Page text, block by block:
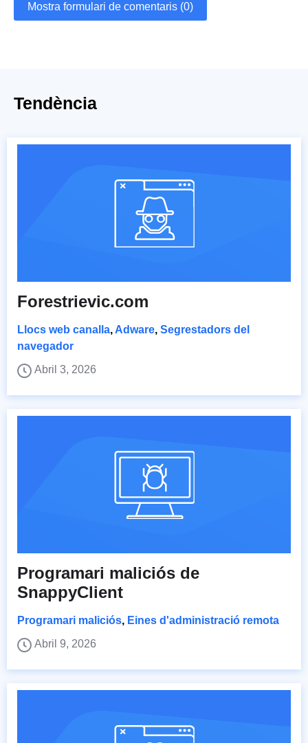
Mostra formulari de comentaris (0)
Tendència
Forestrievic.com
Llocs web canalla, Adware, Segrestadors del
navegador
Abril 3, 2026
Programari maliciós de
SnappyClient
Programari maliciós, Eines d'administració remota
Abril 9, 2026